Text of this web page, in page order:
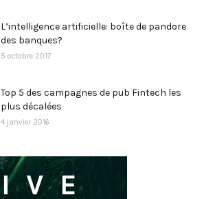
L’intelligence artificielle: boîte de pandore
des banques?
5 octobre 2017
Top 5 des campagnes de pub Fintech les
plus décalées
4 janvier 2016